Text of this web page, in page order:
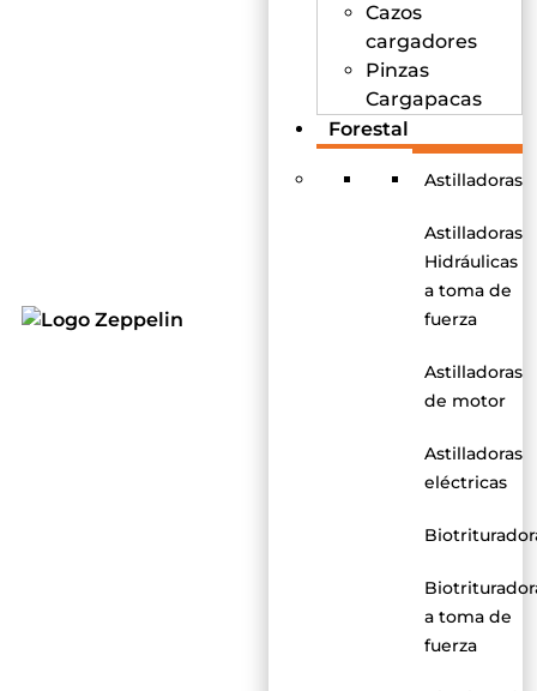
Cazos
cargadores
Pinzas
Cargapacas
Forestal
Astilladoras
Astilladoras
Hidráulicas
a toma de
fuerza
Astilladoras
de motor
Astilladoras
eléctricas
a toma de
fuerza